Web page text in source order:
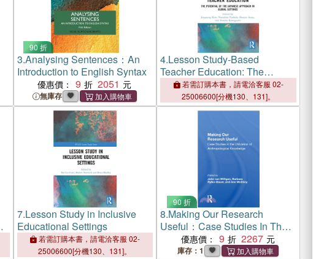
90 折
3.Analysing Sentences：An
Introduction to English Syntax
優惠價： 9 2051
無庫存
4.Lesson Study-Based
Teacher Education: The
Potential of the Japanese
Approach in Global Settings
若需訂購本書，請電洽客服 02-
25006600[分機130、131]。
7.Lesson Study in Inclusive
Educational Settings
若需訂購本書，請電洽客服 02-
25006600[分機130、131]。
90 折
8.Making Our Research
Useful：Case Studies In The
Utilization Of Anthropological
Knowledge
優惠價： 9 2267
庫存：1